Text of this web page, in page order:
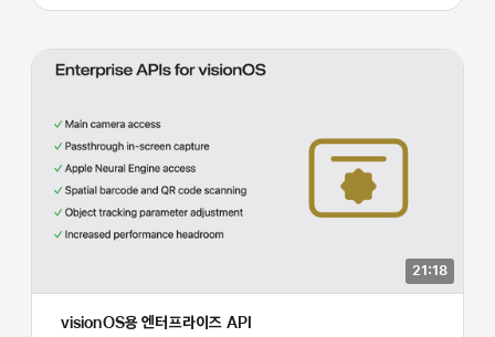
21:18
visionOS용 엔터프라이즈 API